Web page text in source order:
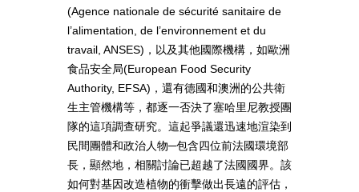
(Agence nationale de sécurité sanitaire de
l’alimentation, de l’environnement et du
travail, ANSES)，以及其他國際機構，如歐洲
食品安全局(European Food Security
Authority, EFSA)，還有德國和澳洲的公共衛
生主管機構等，都逐一否決了塞哈里尼教授團
隊的這項調查研究。這起爭議還迅速地渲染到
民間團體和政治人物─包含四位前法國環境部
長，顯然地，相關討論已超越了法國國界。該
如何對基因改造植物的衝擊做出長遠的評估，